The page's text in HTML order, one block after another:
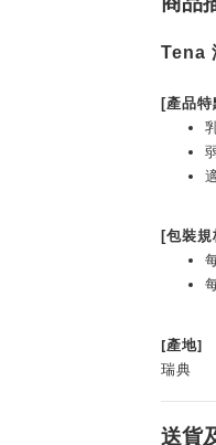
Tena
[產品特
[包裝規
[產地]
瑞典
送貨